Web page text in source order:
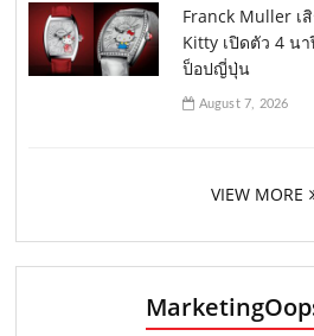
Franck Muller เ
Kitty เปิดตัว 4 น
ป็อปญี่ปุ่น
August 7, 2026
VIEW MORE